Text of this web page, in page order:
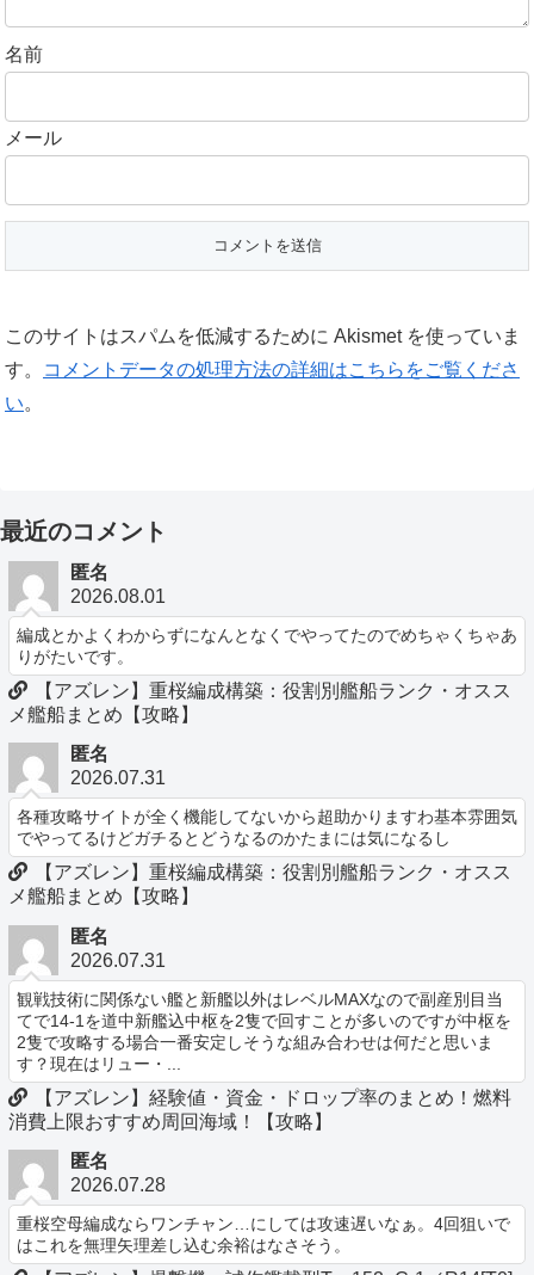
名前
メール
このサイトはスパムを低減するために Akismet を使っていま
す。
コメントデータの処理方法の詳細はこちらをご覧くださ
い。
最近のコメント
匿名
2026.08.01
編成とかよくわからずになんとなくでやってたのでめちゃくちゃあ
りがたいです。
【アズレン】重桜編成構築：役割別艦船ランク・オスス
メ艦船まとめ【攻略】
匿名
2026.07.31
各種攻略サイトが全く機能してないから超助かりますわ基本雰囲気
でやってるけどガチるとどうなるのかたまには気になるし
【アズレン】重桜編成構築：役割別艦船ランク・オスス
メ艦船まとめ【攻略】
匿名
2026.07.31
観戦技術に関係ない艦と新艦以外はレベルMAXなので副産別目当
てで14-1を道中新艦込中枢を2隻で回すことが多いのですが中枢を
2隻で攻略する場合一番安定しそうな組み合わせは何だと思いま
す？現在はリュー・...
【アズレン】経験値・資金・ドロップ率のまとめ！燃料
消費上限おすすめ周回海域！【攻略】
匿名
2026.07.28
重桜空母編成ならワンチャン…にしては攻速遅いなぁ。4回狙いで
はこれを無理矢理差し込む余裕はなさそう。